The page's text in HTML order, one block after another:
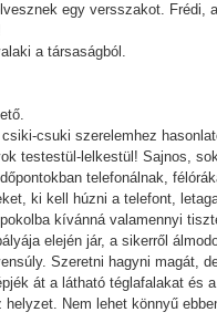
egy versszakot. Frédi,
a társaságból.
csuki szerelemhez
testestül-lelkestül! Sajnos,
telefonálnak,
ki kell húzni a telefont,
kívánná valamennyi
elején jár, a sikerről
Szeretni hagyni magát,
át a látható téglafalakat és
helyzet. Nem lehet könnyű